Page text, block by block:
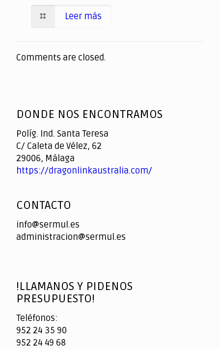
Leer más
Comments are closed.
DONDE NOS ENCONTRAMOS
Políg. Ind. Santa Teresa
C/ Caleta de Vélez, 62
29006, Málaga
https://dragonlinkaustralia.com/
CONTACTO
info@sermul.es
administracion@sermul.es
!LLAMANOS Y PIDENOS
PRESUPUESTO!
Teléfonos:
952 24 35 90
952 24 49 68